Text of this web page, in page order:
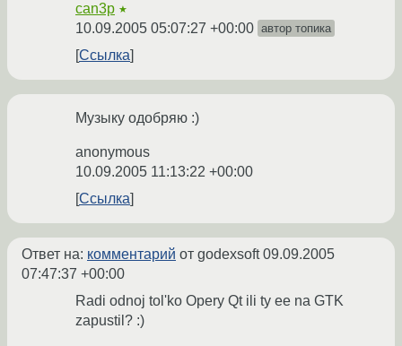
can3p ★
10.09.2005 05:07:27 +00:00 автор топика
Ссылка
Музыку одобряю :)
anonymous
10.09.2005 11:13:22 +00:00
Ссылка
Ответ на: комментарий от godexsoft09.09.2005
07:47:37 +00:00
Radi odnoj tol'ko Opery Qt ili ty ee na GTK
zapustil? :)